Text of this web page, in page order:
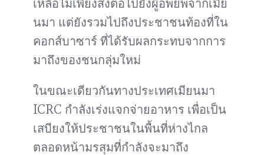
เหลือไม่เพียงส่งต่อไปยังผู้อพยพจากเมีย
นมา แต่ยังรวมไปถึงประชาชนท้องที่ใน
คอกส์บาซาร์ ที่ได้รับผลกระทบจากการ
มาถึงของชนกลุ่มใหม่
ในขณะเดียวกันทางประเทศเมียนมา
ICRC กำลังเร่งแจกจ่ายอาหาร เพื่อเป็น
เสบียงให้ประชาชนในพื้นที่ห่างไกล
ตลอดหน้ามรสุมที่กำลังจะมาถึง